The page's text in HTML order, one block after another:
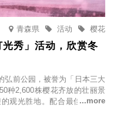
青森県 樱花
活动
秀」活动，欣赏冬
弘前公园，被誉为「日本三大
种2,600株樱花齐放的壮丽景
观光胜地。配合最佳观雪时